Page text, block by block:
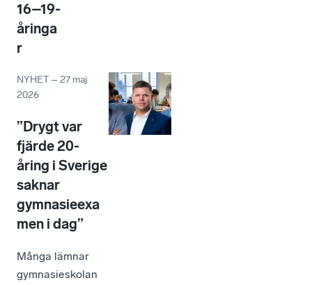
16–19-
åringa
r
NYHET –27 maj
2026
”Drygt var
fjärde 20-
åring i Sverige
saknar
gymnasieexa
men i dag”
Många lämnar
gymnasieskolan